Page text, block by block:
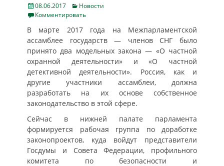
Posted
on
08.06.2017 Categories
Новости
Комментировать
В марте 2017 года на Межпарламентской
ассамблее государств — членов СНГ было
принято два модельных закона — «О частной
охранной деятельности» и «О частной
детективной деятельности». Россия, как и
другие участники ассамблеи, должна
разработать на их основе собственное
законодательство в этой сфере.
Сейчас в нижней палате парламента
формируется рабочая группа по доработке
законопроектов, куда войдут представители
Госдумы и Совета Федерации, профильного
комитета по безопасности и